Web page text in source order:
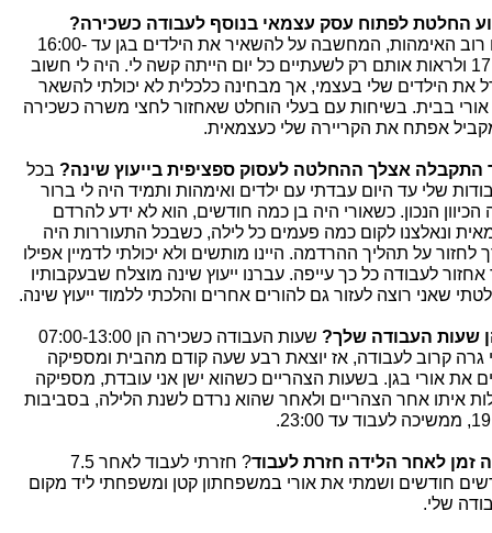
החלטת לפתוח עסק עצמאי בנוסף לעבודה כשכירה?
כמו רוב האימהות, המחשבה על להשאיר את הילדים בגן עד 16:00-
17:00 ולראות אותם רק לשעתיים כל יום הייתה קשה לי. היה לי חשוב
את הילדים שלי בעצמי, אך מבחינה כלכלית לא יכולתי להשאר
בבית. בשיחות עם בעלי הוחלט שאחזור לחצי משרה כשכירה
אפתח את הקריירה שלי כעצמאית.
התקבלה אצלך ההחלטה לעסוק ספציפית בייעוץ שינה? בכל
שלי עד היום עבדתי עם ילדים ואימהות ותמיד היה לי ברור
הכיוון הנכון. כשאורי היה בן כמה חודשים, הוא לא ידע להרדם
ונאלצנו לקום כמה פעמים כל לילה, כשבכל התעוררות היה
לחזור על תהליך ההרדמה. היינו מותשים ולא יכולתי לדמיין אפילו
אחזור לעבודה כל כך עייפה. עברנו ייעוץ שינה מוצלח שבעקבותיו
שאני רוצה לעזור גם להורים אחרים והלכתי ללמוד ייעוץ שינה.
שעות העבודה שלך?
שעות העבודה כשכירה הן 07:00-13:00
גרה קרוב לעבודה, אז יוצאת רבע שעה קודם מהבית ומספיקה
את אורי בגן. בשעות הצהריים כשהוא ישן אני עובדת, מספיקה
איתו אחר הצהריים ולאחר שהוא נרדם לשנת הלילה, בסביבות
עד 23:00.
זמן לאחר הלידה חזרת לעבוד
? חזרתי לעבוד לאחר 7.5
חודשים ושמתי את אורי במשפחתון קטן ומשפחתי ליד מקום
שלי.